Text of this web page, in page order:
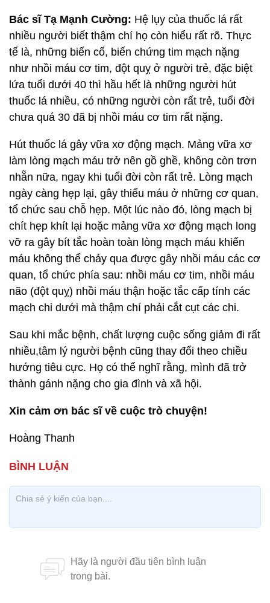
Bác sĩ Tạ Mạnh Cường: Hệ lụy của thuốc lá rất
nhiều người biết thậm chí họ còn hiểu rất rõ. Thực
tế là, những biến cố, biến chứng tim mạch nặng
như nhồi máu cơ tim, đột quỵ ở người trẻ, đặc biệt
lứa tuổi dưới 40 thì hầu hết là những người hút
thuốc lá nhiều, có những người còn rất trẻ, tuổi đời
chưa quá 30 đã bị nhồi máu cơ tim rất nặng.
Hút thuốc lá gây vữa xơ động mạch. Mảng vữa xơ
làm lòng mạch máu trở nên gồ ghề, không còn trơn
nhẵn nữa, ngay khi tuổi đời còn rất trẻ. Lòng mạch
ngày càng hẹp lại, gây thiếu máu ở những cơ quan,
tổ chức sau chỗ hẹp. Một lúc nào đó, lòng mạch bị
chít hẹp khít lại hoặc mảng vữa xơ động mạch long
vỡ ra gây bít tắc hoàn toàn lòng mạch máu khiến
máu không thể chảy qua được gây nhồi máu các cơ
quan, tổ chức phía sau: nhồi máu cơ tim, nhồi máu
não (đột quỵ) nhồi máu thận hoặc tắc cấp tính các
mạch chi dưới mà thậm chí phải cắt cụt các chi.
Sau khi mắc bệnh, chất lượng cuộc sống giảm đi rất
nhiều,tâm lý người bệnh cũng thay đổi theo chiều
hướng tiêu cực. Họ có thể nghĩ rằng, mình đã trở
thành gánh nặng cho gia đình và xã hội.
Xin cảm ơn bác sĩ về cuộc trò chuyện!
Hoàng Thanh